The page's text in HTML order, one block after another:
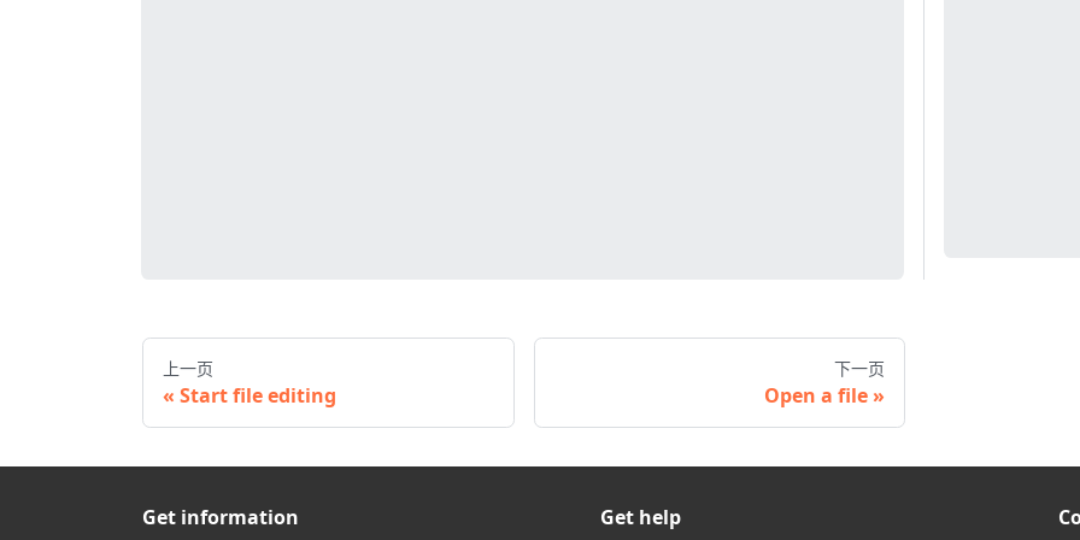
上一页
Start file editing
下一页
Open a file
Get information Get help